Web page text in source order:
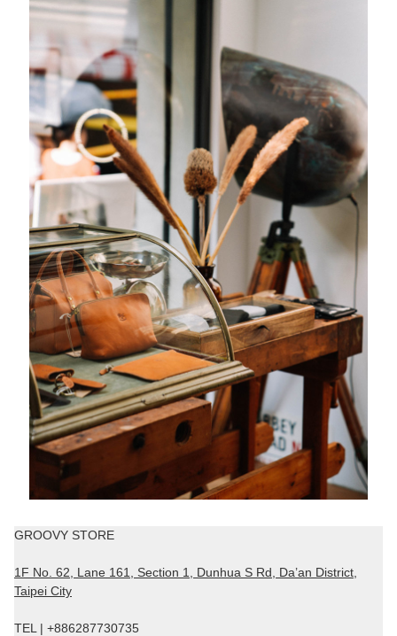
GROOVY STORE
1F No. 62, Lane 161, Section 1, Dunhua S Rd, Da’an District,
Taipei City
TEL | +886287730735